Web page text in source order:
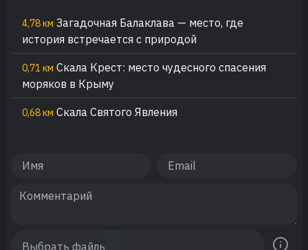
4,78 км Загадочная Балаклава — место, где
история встречается с природой
0,71 км Скала Крест: место чудесного спасения
моряков в Крыму
0,68 км Скала Святого Явления